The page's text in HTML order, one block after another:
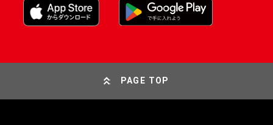
PAGE TOP